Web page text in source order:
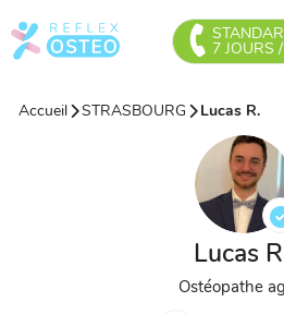
7 JOURS
Accueil STRASBOURG Lucas R.
Lucas
Ostéopathe